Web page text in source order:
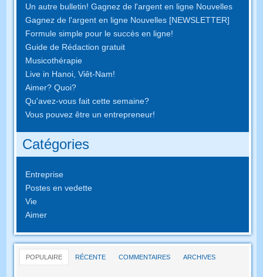
Un autre bulletin! Gagnez de l'argent en ligne Nouvelles
Gagnez de l'argent en ligne Nouvelles [NEWSLETTER]
Formule simple pour le succès en ligne!
Guide de Rédaction gratuit
Musicothérapie
Live in Hanoi, Viêt-Nam!
Aimer? Quoi?
Qu'avez-vous fait cette semaine?
Vous pouvez être un entrepreneur!
Catégories
Entreprise
Postes en vedette
Vie
Aimer
POPULAIRE RÉCENTE COMMENTAIRES ARCHIVES